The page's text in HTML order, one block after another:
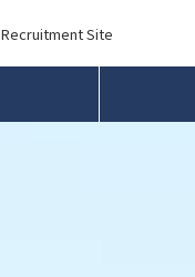
Recruitment Site